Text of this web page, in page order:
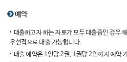
예약
대출하고자 하는 자료가 모두 대출중인 경우
우선적으로 대출 가능합니다.
대출 예약은 1인당 2권, 1권당 2인까지 예약